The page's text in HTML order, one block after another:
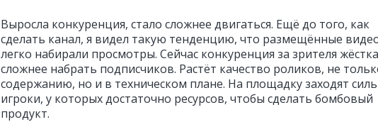
Выросла конкуренция, стало сложнее двигаться. Ещё до того, как
сделать канал, я видел такую тенденцию, что размещённые
легко набирали просмотры. Сейчас конкуренция за зрителя
сложнее набрать подписчиков. Растёт качество роликов, не
содержанию, но и в техническом плане. На площадку заходят
игроки, у которых достаточно ресурсов, чтобы сделать бомбовый
продукт.